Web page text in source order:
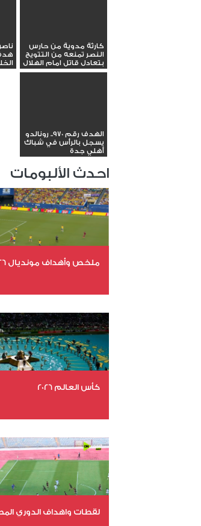
كارثة مدوية من حارس
النصر تمنعه من التتويج
بتعادل قاتل امام الهلال
الهدف رقم 970.. رونالدو
يسجل بالرأس في شباك
أهلي جدة
احدث الألبومات
ملخص وأهداف مونديال 2026
عدد المشاهدات 4830
كأس العالم 2026
عدد المشاهدات 10788
لقطات واهداف الدوري المصري